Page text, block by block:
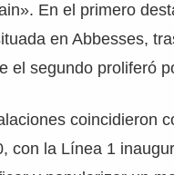
En el primero
en Abbesses,
el segundo proliferó
coincidieron
con la Línea 1